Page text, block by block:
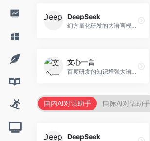
DeepSeek
幻方量化研发的大语言模型平台，专注于深度推理和代码生成能力。面向开发者、研究人员和技术爱好者，提供强大的逻辑推理和数学计算功能，开源生态完善，API接口友好。
文心一言
百度研发的知识增强大语言模型，深度融合百度知识图谱和搜索能力。面向中文用户，提供知识问答、文本创作、逻辑推理等服务，中文语境理解准确，知识覆盖面广。
国内AI对话助手 国际AI对话助手
DeepSeek